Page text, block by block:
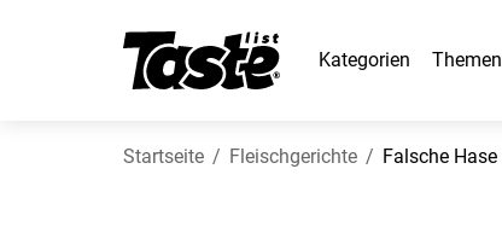
Kategorien Themen
Startseite Fleischgerichte Falsche Hase